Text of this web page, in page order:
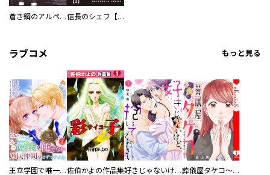
蒼き鋼のアルペジオ 信長のシェフ【単話版】
ラブコメ もっと見る
王立学園で唯一魔法が使えない庶民仲間のはずですよね～実は王子様で私を溺愛しているなんて告白はやめてください～佐伯かよの作品集 好きじゃないけど、抱いてください【電子単行本版／特典おまけ付き】 葬儀屋タケコ～あなたの最期、叶えます【電子単行本版】